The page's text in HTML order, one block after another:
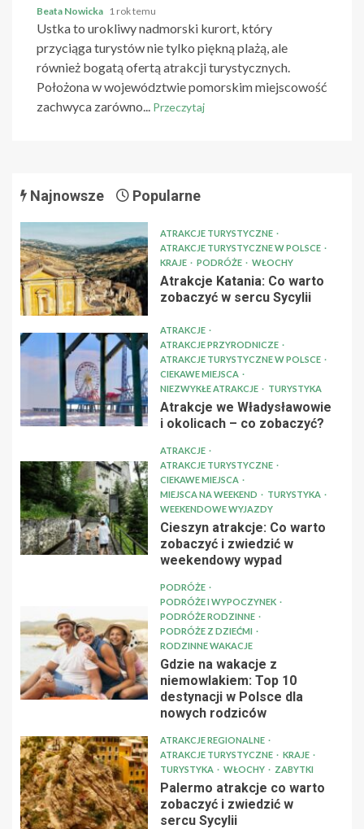
Beata Nowicka 1 rok temu
Ustka to urokliwy nadmorski kurort, który
przyciąga turystów nie tylko piękną plażą, ale
również bogatą ofertą atrakcji turystycznych.
Położona w województwie pomorskim miejscowość
zachwyca zarówno...
Przeczytaj
Najnowsze Popularne
ATRAKCJE TURYSTYCZNE
ATRAKCJE TURYSTYCZNE W POLSCE
KRAJE
PODRÓŻE WŁOCHY
Atrakcje Katania: Co warto
zobaczyć w sercu Sycylii
ATRAKCJE
ATRAKCJE PRZYRODNICZE
ATRAKCJE TURYSTYCZNE W POLSCE
CIEKAWE MIEJSCA
NIEZWYKŁE ATRAKCJE
TURYSTYKA
Atrakcje we Władysławowie
i okolicach – co zobaczyć?
ATRAKCJE
ATRAKCJE TURYSTYCZNE
CIEKAWE MIEJSCA
MIEJSCA NA WEEKEND
TURYSTYKA
WEEKENDOWE WYJAZDY
Cieszyn atrakcje: Co warto
zobaczyć i zwiedzić w
weekendowy wypad
PODRÓŻE
PODRÓŻE I WYPOCZYNEK
PODRÓŻE RODZINNE
PODRÓŻE Z DZIEĆMI
RODZINNE WAKACJE
Gdzie na wakacje z
niemowlakiem: Top 10
destynacji w Polsce dla
nowych rodziców
ATRAKCJE REGIONALNE
ATRAKCJE TURYSTYCZNE
KRAJE
TURYSTYKA
WŁOCHY ZABYTKI
Palermo atrakcje co warto
zobaczyć i zwiedzić w
sercu Sycylii